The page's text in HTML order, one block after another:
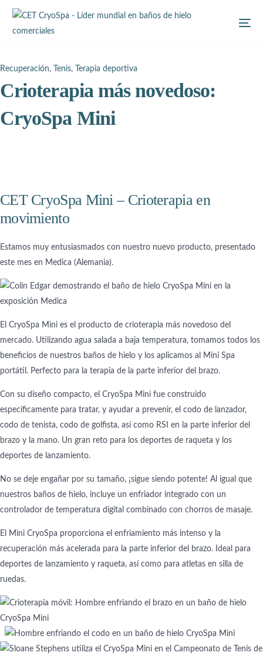
Recuperación, Tenis, Terapia deportiva
Crioterapia más novedoso:
CryoSpa Mini
CET CryoSpa Mini – Crioterapia en
movimiento
Estamos muy entusiasmados con nuestro nuevo producto, presentado
este mes en Medica (Alemania).
El CryoSpa Mini es el producto de crioterapia más novedoso del
mercado. Utilizando agua salada a baja temperatura, tomamos todos los
beneficios de nuestros baños de hielo y los aplicamos al Mini Spa
portátil. Perfecto para la terapia de la parte inferior del brazo.
Con su diseño compacto, el CryoSpa Mini fue construido
específicamente para tratar, y ayudar a prevenir, el codo de lanzador,
codo de tenista, codo de golfista, así como RSI en la parte inferior del
brazo y la mano. Un gran reto para los deportes de raqueta y los
deportes de lanzamiento.
No se deje engañar por su tamaño, ¡sigue siendo potente! Al igual que
nuestros baños de hielo, incluye un enfriador integrado con un
controlador de temperatura digital combinado con chorros de masaje.
El Mini CryoSpa proporciona el enfriamiento más intenso y la
recuperación más acelerada para la parte inferior del brazo. Ideal para
deportes de lanzamiento y raqueta, así como para atletas en silla de
ruedas.